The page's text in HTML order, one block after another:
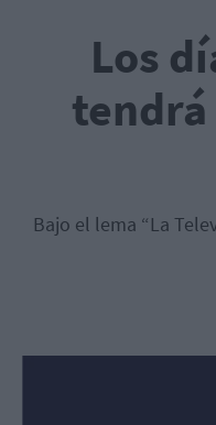
Los
tendrá
Bajo el lema “La